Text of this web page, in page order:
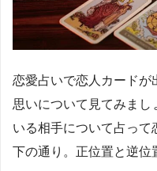
恋愛占いで恋人カードが
思いについて見てみまし
いる相手について占って
下の通り。正位置と逆位